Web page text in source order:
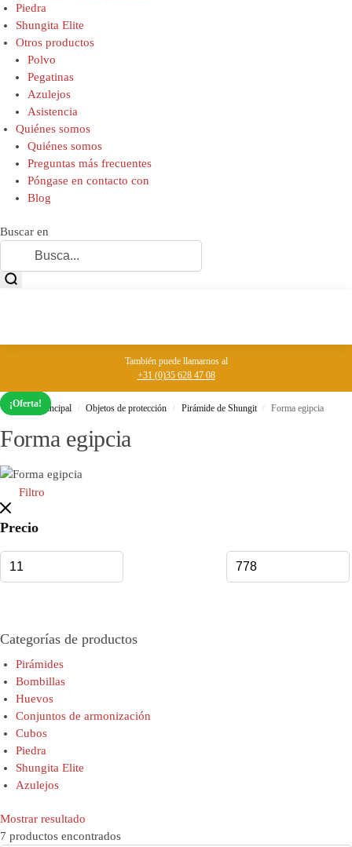
Piedra
Shungita Elite
Otros productos
Polvo
Pegatinas
Azulejos
Asistencia
Quiénes somos
Quiénes somos
Preguntas más frecuentes
Póngase en contacto con
Blog
Buscar en
También puede llamarnos al
+31 (0)35 628 47 08
Página principal / Objetos de protección / Pirámide de Shungit / Forma egipcia
Forma egipcia
Filtro
Precio
Categorías de productos
Pirámides
Bombillas
Huevos
Conjuntos de armonización
Cubos
Piedra
Shungita Elite
Azulejos
Mostrar resultado
7 productos encontrados
¡Oferta!
¡Oferta!